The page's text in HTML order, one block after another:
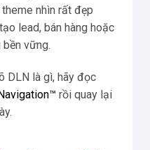
nhìn rất đẹp
lead, bán hàng hoặc
vững.
DLN là gì, hãy đọc
rồi quay lại